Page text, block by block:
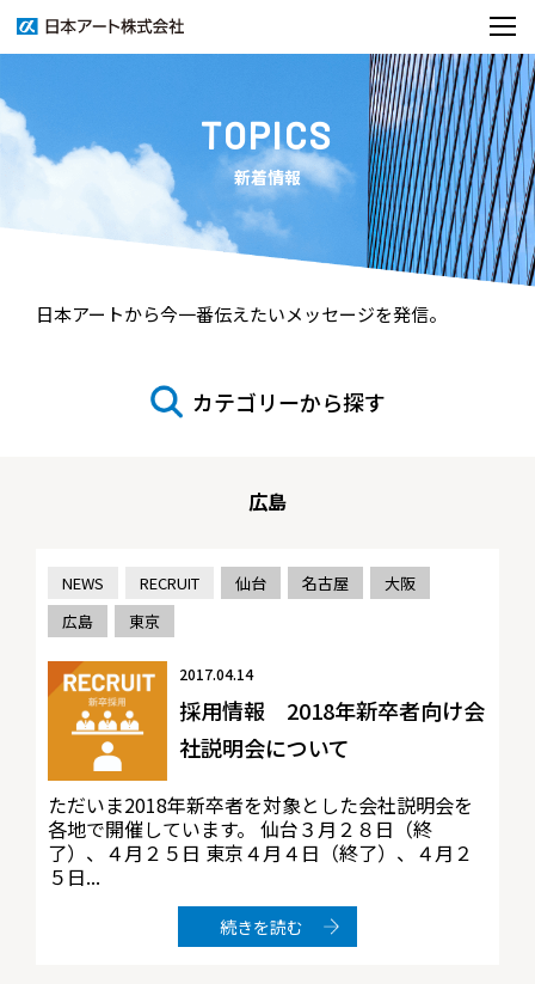
TOPICS
新着情報
日本アートから今一番伝えたいメッセージを発信。
カテゴリーから探す
広島
NEWS RECRUIT 仙台 名古屋
大阪
広島
東京
2017.04.14
採用情報 2018年新卒者向け会
社説明会について
ただいま2018年新卒者を対象とした会社説明会を
各地で開催しています。 仙台３月２８日（終
了）、４月２５日 東京４月４日（終了）、４月２
５日...
続きを読む